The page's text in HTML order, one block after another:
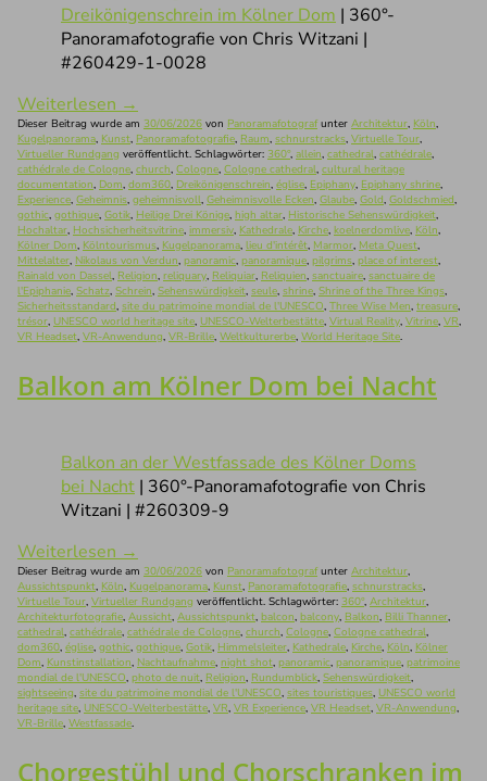
Dreikönigenschrein im Kölner Dom | 360°-
Panoramafotografie von Chris Witzani |
#260429-1-0028
Weiterlesen →
Dieser Beitrag wurde am 30/06/2026 von Panoramafotografunter Architektur, Köln,
Kugelpanorama, Kunst, Panoramafotografie, Raum, schnurstracks, Virtuelle Tour,
Virtueller Rundgang veröffentlicht. Schlagwörter: 360°, allein, cathedral, cathédrale,
cathédrale de Cologne, church, Cologne, Cologne cathedral, cultural heritage
documentation, Dom, dom360, Dreikönigenschrein, église, Epiphany, Epiphany shrine,
Experience, Geheimnis, geheimnisvoll, Geheimnisvolle Ecken, Glaube, Gold, Goldschmied,
gothic, gothique, Gotik, Heilige Drei Könige, high altar, Historische Sehenswürdigkeit,
Hochaltar, Hochsicherheitsvitrine, immersiv, Kathedrale, Kirche, koelnerdomlive, Köln,
Kölner Dom, Kölntourismus, Kugelpanorama, lieu d'intérêt, Marmor, Meta Quest,
Mittelalter, Nikolaus von Verdun, panoramic, panoramique, pilgrims, place of interest,
Rainald von Dassel, Religion, reliquary, Reliquiar, Reliquien, sanctuaire, sanctuaire de
l'Epiphanie, Schatz, Schrein, Sehenswürdigkeit, seule, shrine, Shrine of the Three Kings,
Sicherheitsstandard, site du patrimoine mondial de l'UNESCO, Three Wise Men, treasure,
trésor, UNESCO world heritage site, UNESCO-Welterbestätte, Virtual Reality, Vitrine, VR,
VR Headset, VR-Anwendung, VR-Brille, Weltkulturerbe, World Heritage Site.
Balkon am Kölner Dom bei Nacht
Balkon an der Westfassade des Kölner Doms
bei Nacht | 360°-Panoramafotografie von Chris
Witzani | #260309-9
Weiterlesen →
Dieser Beitrag wurde am 30/06/2026 von Panoramafotografunter Architektur,
Aussichtspunkt, Köln, Kugelpanorama, Kunst, Panoramafotografie, schnurstracks,
Virtuelle Tour, Virtueller Rundgang veröffentlicht. Schlagwörter: 360°, Architektur,
Architekturfotografie, Aussicht, Aussichtspunkt, balcon, balcony, Balkon, Billi Thanner,
cathedral, cathédrale, cathédrale de Cologne, church, Cologne, Cologne cathedral,
dom360, église, gothic, gothique, Gotik, Himmelsleiter, Kathedrale, Kirche, Köln, Kölner
Dom, Kunstinstallation, Nachtaufnahme, night shot, panoramic, panoramique, patrimoine
mondial de l'UNESCO, photo de nuit, Religion, Rundumblick, Sehenswürdigkeit,
sightseeing, site du patrimoine mondial de l'UNESCO, sites touristiques, UNESCO world
heritage site, UNESCO-Welterbestätte, VR, VR Experience, VR Headset, VR-Anwendung,
VR-Brille, Westfassade.
Chorgestühl und Chorschranken im